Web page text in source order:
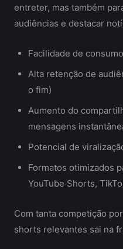
entreter, mas também
audiências e destacar
Facilidade de
Alta retenção de
o fim)
Aumento do
mensagens
Potencial de
Formatos otimizados
YouTube Shorts,
Com tanta competição
shorts relevantes sai na